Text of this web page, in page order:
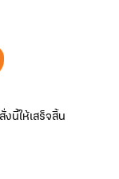
นี้ให้เสร็จสิ้น